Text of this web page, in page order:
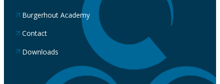
Burgerhout Academy
Contact
Downloads